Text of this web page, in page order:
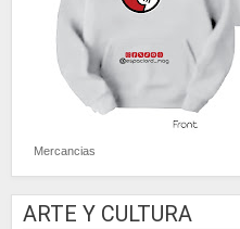
Mercancias
ARTE Y CULTURA